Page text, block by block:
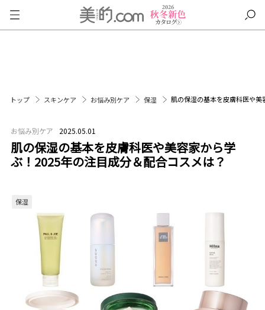
トップ スキンケア お悩み別ケア 保湿 肌の保湿の基本を皮膚科医や
お悩み別ケア 2025.05.01
肌の保湿の基本を皮膚科医や美容家から学
ぶ！2025年の注目成分＆配合コスメは？
保湿